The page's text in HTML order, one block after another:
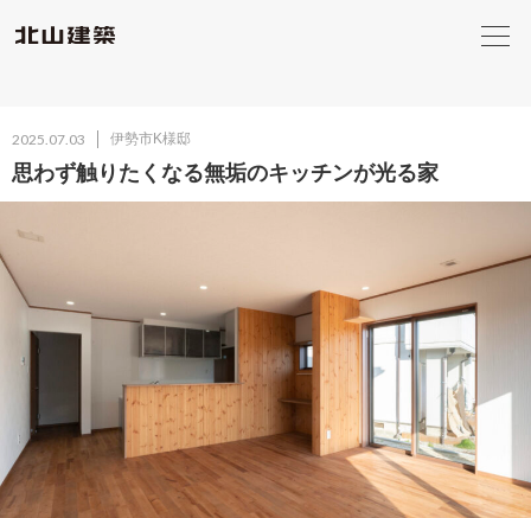
2025.07.03 伊勢市K様邸
思わず触りたくなる無垢のキッチンが光る家